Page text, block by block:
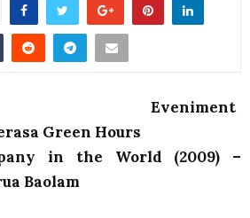
Eveniment
Green Hours
in the World (2009) –
Baolam